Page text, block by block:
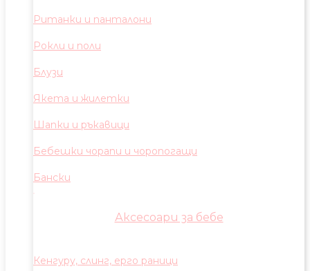
Ританки и панталони
Рокли и поли
Блузи
Якета и жилетки
Шапки и ръкавици
Бебешки чорапи и чоропогащи
Бански
Аксесоари за бебе
Кенгуру, слинг, ерго раници